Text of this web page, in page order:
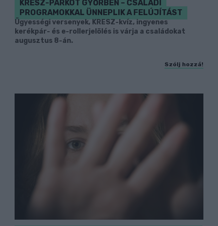
KRESZ-PARKOT GYŐRBEN – CSALÁDI
PROGRAMOKKAL ÜNNEPLIK A FELÚJÍTÁST
Ügyességi versenyek, KRESZ-kvíz, ingyenes
kerékpár- és e-rollerjelölés is várja a családokat
augusztus 8-án.
Szólj hozzá!